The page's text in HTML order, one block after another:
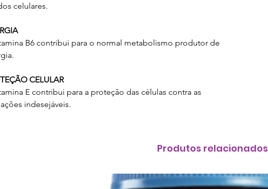
celulares.
B6 contribui para o normal metabolismo produtor de
CELULAR
E contribui para a proteção das células contra as
indesejáveis.
Produtos relacionados